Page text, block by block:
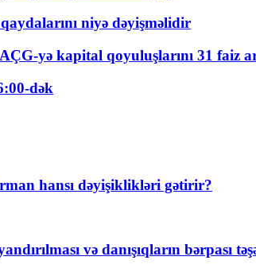
niyə dəyişməlidir
yə kapital qoyuluşlarını 31 faiz
dək
hansı dəyişiklikləri gətirir?
və danışıqların bərpası